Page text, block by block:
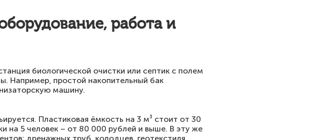
работа и
биологической очистки или септик с полем
Например, простой накопительный бак
машину.
Пластиковая ёмкость на 3 м³ стоит от 30
на 5 человек – от 80 000 рублей и выше. В эту же